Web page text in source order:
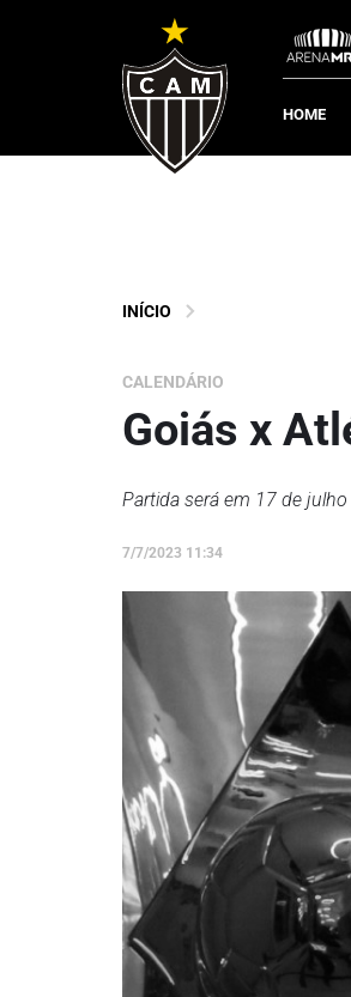
HOME
INÍCIO
CALENDÁRIO
Goiás x
Partida será em 17 de julho
7/7/2023 11:34